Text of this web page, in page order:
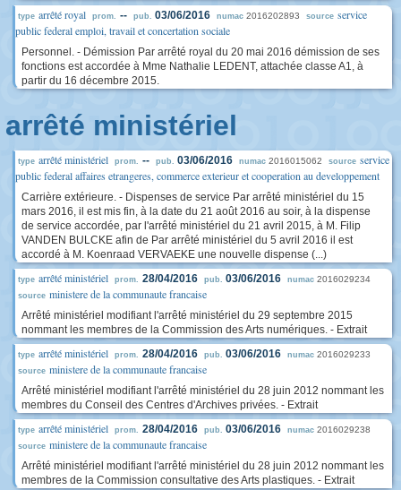
type arrêté royal prom. -- pub. 03/06/2016 numac 2016202893 source service
public federal emploi, travail et concertation sociale
Personnel. - Démission Par arrêté royal du 20 mai 2016 démission de ses
fonctions est accordée à Mme Nathalie LEDENT, attachée classe A1, à
partir du 16 décembre 2015.
arrêté ministériel
type arrêté ministériel prom. -- pub. 03/06/2016 numac 2016015062 source service
public federal affaires etrangeres, commerce exterieur et cooperation au developpement
Carrière extérieure. - Dispenses de service Par arrêté ministériel du 15
mars 2016, il est mis fin, à la date du 21 août 2016 au soir, à la dispense
de service accordée, par l'arrêté ministériel du 21 avril 2015, à M. Filip
VANDEN BULCKE afin de Par arrêté ministériel du 5 avril 2016 il est
accordé à M. Koenraad VERVAEKE une nouvelle dispense (...)
type arrêté ministériel prom. 28/04/2016 pub. 03/06/2016 numac 2016029234
source ministere de la communaute francaise
Arrêté ministériel modifiant l'arrêté ministériel du 29 septembre 2015
nommant les membres de la Commission des Arts numériques. - Extrait
type arrêté ministériel prom. 28/04/2016 pub. 03/06/2016 numac 2016029233
source ministere de la communaute francaise
Arrêté ministériel modifiant l'arrêté ministériel du 28 juin 2012 nommant les
membres du Conseil des Centres d'Archives privées. - Extrait
type arrêté ministériel prom. 28/04/2016 pub. 03/06/2016 numac 2016029238
source ministere de la communaute francaise
Arrêté ministériel modifiant l'arrêté ministériel du 28 juin 2012 nommant les
membres de la Commission consultative des Arts plastiques. - Extrait